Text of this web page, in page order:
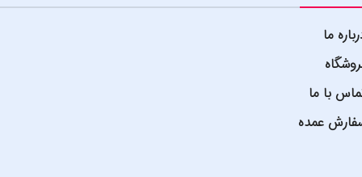
ما
با ما
عمده